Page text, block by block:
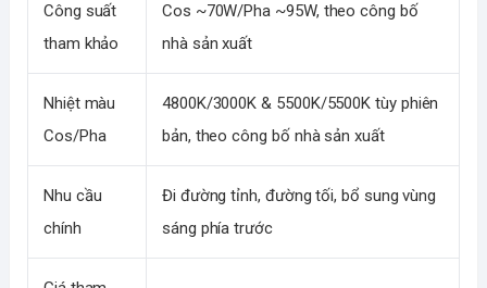
Công suất
tham khảo
Cos ~70W/Pha ~95W, theo công bố
nhà sản xuất
Nhiệt màu
Cos/Pha
4800K/3000K & 5500K/5500K tùy phiên
bản, theo công bố nhà sản xuất
Nhu cầu
chính
Đi đường tỉnh, đường tối, bổ sung vùng
sáng phía trước